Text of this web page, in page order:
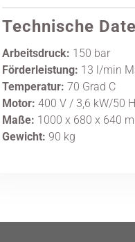
Technische
Arbeitsdruck: 150 bar
Förderleistung: 13 l/min
Temperatur: 70 Grad C
Motor: 400 V / 3,6 kW/50
Maße: 1000 x 680 x 640
Gewicht: 90 kg